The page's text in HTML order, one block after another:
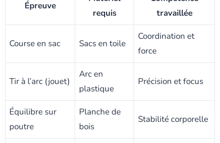
Épreuve
requis
travaillée
Course en sac Sacs en toile
Coordination et
force
Tir à l’arc (jouet)
Arc en
plastique
Précision et focus
Équilibre sur
poutre
Planche de
bois
Stabilité corporelle